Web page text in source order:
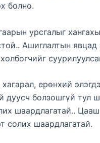
болно.
урсгалыг
Ашиглалтын явцад
ерөнхий
дуусч болзошгүй тул
шаардлагатай..
солих шаардлагатай.